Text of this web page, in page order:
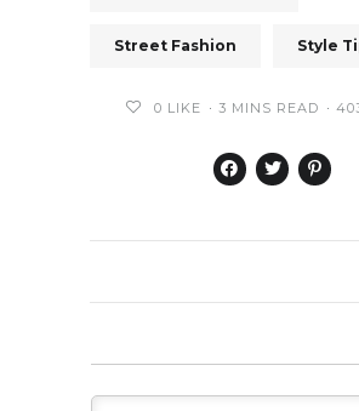
Street Fashion Style
0 LIKE 3 MINS READ